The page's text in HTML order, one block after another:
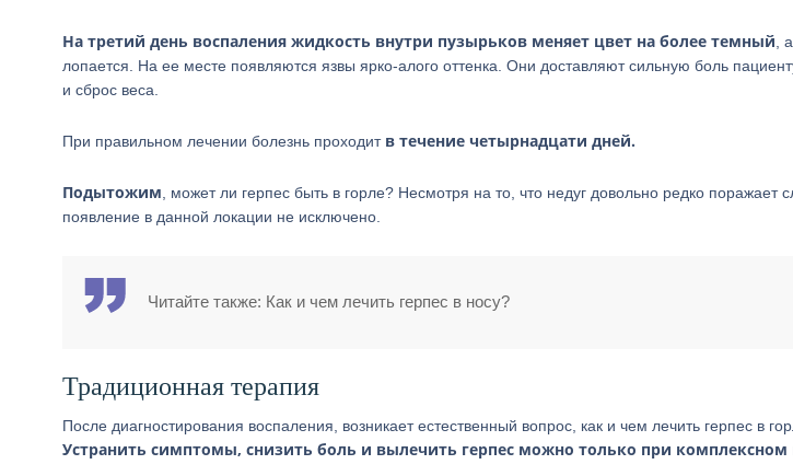
На третий день воспаления жидкость внутри пузырьков меняет цвет на более темный ,
лопается. На ее месте появляются язвы ярко-алого оттенка. Они доставляют сильную боль
и сброс веса.
При правильном лечении болезнь проходит в течение четырнадцати дней.
Подытожим , может ли герпес быть в горле? Несмотря на то, что недуг довольно редко поражает
появление в данной локации не исключено.
Читайте также: Как и чем лечить герпес в носу?
Традиционная терапия
После диагностирования воспаления, возникает естественный вопрос, как и чем лечить герпес в
Устранить симптомы, снизить боль и вылечить герпес можно только при комплексном